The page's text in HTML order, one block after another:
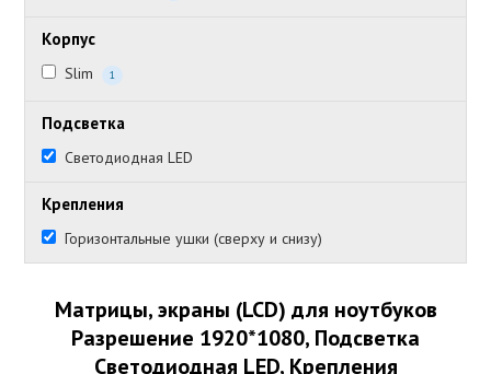
Корпус
Slim 1
Подсветка
Светодиодная LED
Крепления
Горизонтальные ушки (сверху и снизу)
Матрицы, экраны (LCD) для ноутбуков
Разрешение 1920*1080, Подсветка
Светодиодная LED, Крепления